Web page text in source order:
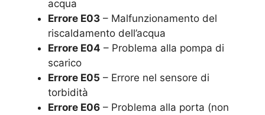
acqua
Errore E03 – Malfunzionamento del
riscaldamento dell’acqua
Errore E04 – Problema alla pompa di
scarico
Errore E05 – Errore nel sensore di
torbidità
Errore E06 – Problema alla porta (non